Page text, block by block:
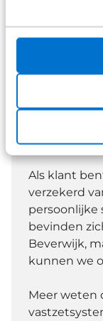
is ons aanbod
verzekerd van
uw eisen en
Als klant
verzekerd
persoonlijke
bevinden
Beverwijk,
kunnen we
Meer weten